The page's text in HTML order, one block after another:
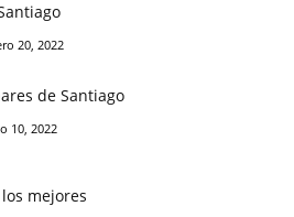
20, 2022
de Santiago
10, 2022
mejores